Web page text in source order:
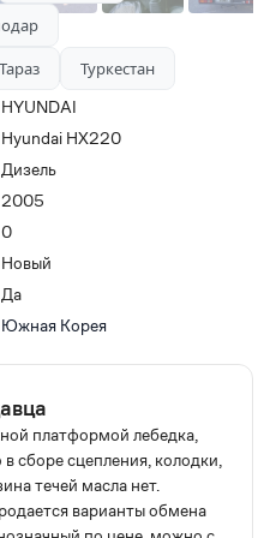
Эвакуаторы
HYUNDAI
Hyundai HX220
Дизель
2005
0
Новый
Да
Южная Корея
платформой лебедка,
сборе сцепления, колодки,
течей масла нет.
варианты обмена
Тараз Туркестан